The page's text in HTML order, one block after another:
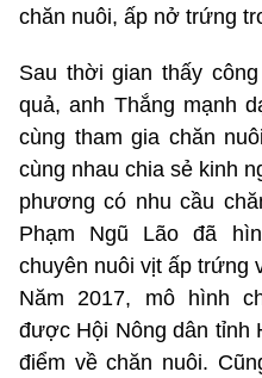
chăn nuôi, ấp nở trứng
Sau thời gian thấy
quả, anh Thắng mạnh
cùng tham gia chăn
cùng nhau chia sẻ kinh
phương có nhu cầu
Phạm Ngũ Lão đã
chuyên nuôi vịt ấp trứng
Năm 2017, mô hình
được Hội Nông dân tỉnh
điểm về chăn nuôi.